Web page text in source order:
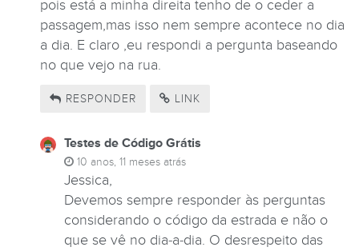
pois está a minha direita tenho de o ceder a
passagem,mas isso nem sempre acontece no dia
a dia. E claro ,eu respondi a pergunta baseando
no que vejo na rua.
RESPONDER LINK
Testes de Código Grátis
10 anos, 11 meses atrás
Jessica,
Devemos sempre responder às perguntas
considerando o código da estrada e não o
que se vê no dia-a-dia. O desrespeito das